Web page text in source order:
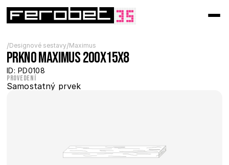
/Designové sestavy/Maximus
Prkno Maximus 200x15x8
ID: PD0108
Provedení
Samostatný prvek